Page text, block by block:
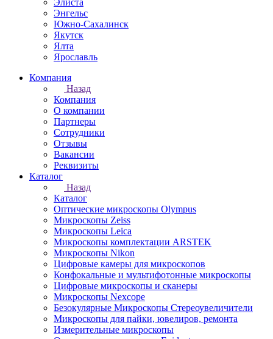
Элиста
Энгельс
Южно-Сахалинск
Якутск
Ялта
Ярославль
Компания
Назад
Компания
О компании
Партнеры
Сотрудники
Отзывы
Вакансии
Реквизиты
Каталог
Назад
Каталог
Оптические микроскопы Olympus
Микроскопы Zeiss
Микроскопы Leica
Микроскопы комплектации ARSTEK
Микроскопы Nikon
Цифровые камеры для микроскопов
Конфокальные и мультифотонные микроскопы
Цифровые микроскопы и сканеры
Микроскопы Nexcope
Безокулярные Микроскопы Стереоувеличители
Микроскопы для пайки, ювелиров, ремонта
Измерительные микроскопы